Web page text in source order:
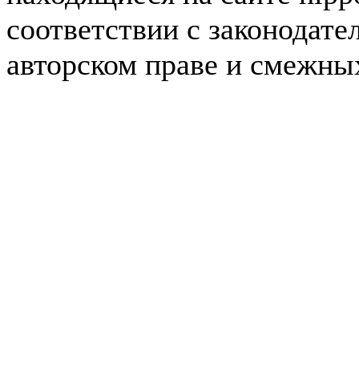
соответствии с
авторском праве и